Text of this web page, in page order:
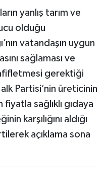
yanlış tarım ve
olduğu
vatandaşın uygun
sağlaması ve
gerektiği
Partisi’nin üreticinin
sağlıklı gıdaya
karşılığını aldığı
açıklama sona